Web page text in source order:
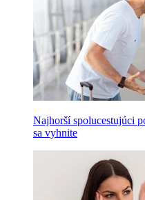
Najhorší spolucestujúci
sa vyhnite